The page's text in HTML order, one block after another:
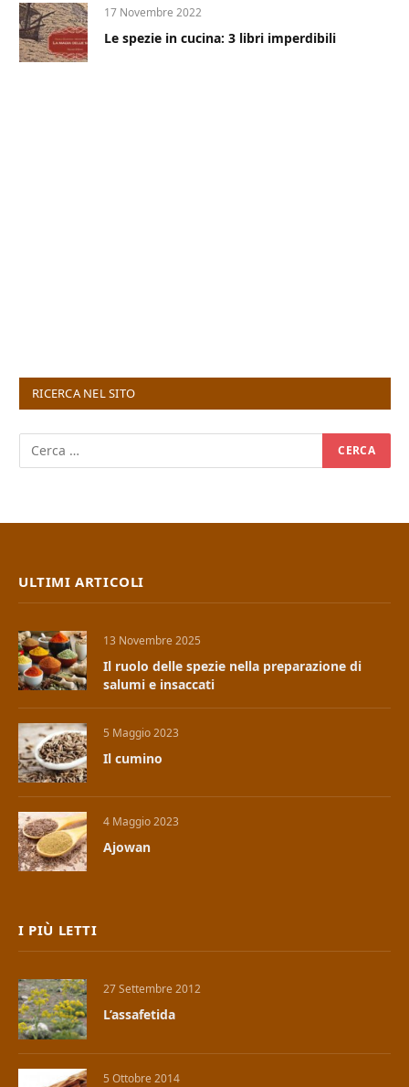
17 Novembre 2022
Le spezie in cucina: 3 libri imperdibili
RICERCA NEL SITO
ULTIMI ARTICOLI
13 Novembre 2025
Il ruolo delle spezie nella preparazione di
salumi e insaccati
5 Maggio 2023
Il cumino
4 Maggio 2023
Ajowan
I PIÙ LETTI
27 Settembre 2012
L’assafetida
5 Ottobre 2014